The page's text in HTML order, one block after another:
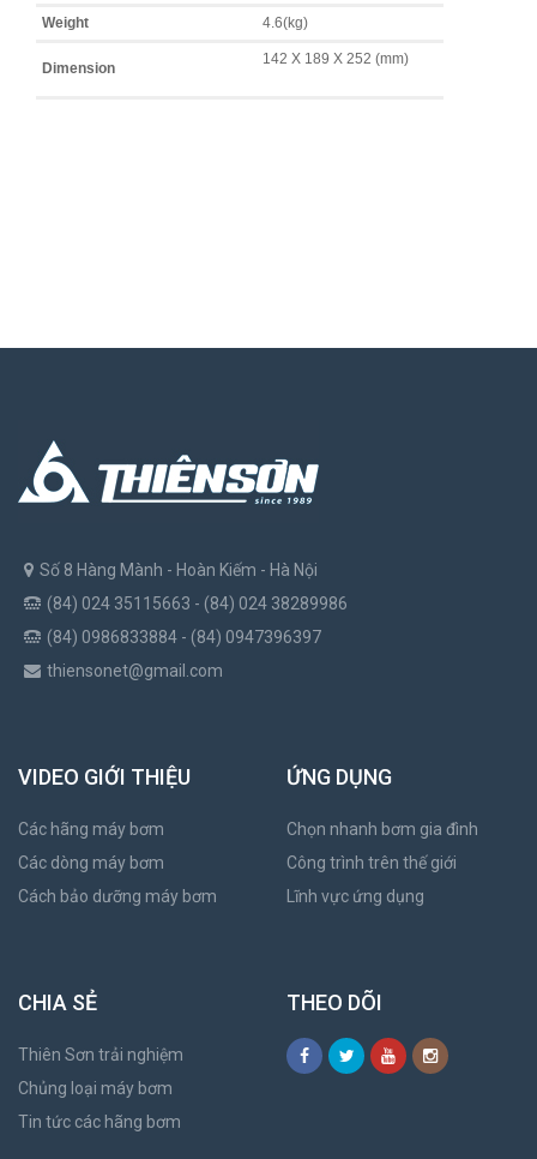
Weight 4.6(kg)
Dimension
142 X 189 X 252 (mm)
Số 8 Hàng Mành - Hoàn Kiếm - Hà Nội
(84) 024 35115663 - (84) 024 38289986
(84) 0986833884 - (84) 0947396397
thiensonet@gmail.com
VIDEO GIỚI THIỆU
Các hãng máy bơm
Các dòng máy bơm
Cách bảo dưỡng máy bơm
ỨNG DỤNG
Chọn nhanh bơm gia đình
Công trình trên thế giới
Lĩnh vực ứng dụng
CHIA SẺ
Thiên Sơn trải nghiệm
Chủng loại máy bơm
Tin tức các hãng bơm
THEO DÕI